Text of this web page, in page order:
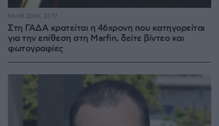
Στη ΓΑΔΑ κρατείται η 46χρονη που κατηγορείται
για την επίθεση στη Marfin, δείτε βίντεο και
φωτογραφίες
06.08.2026, 23:17